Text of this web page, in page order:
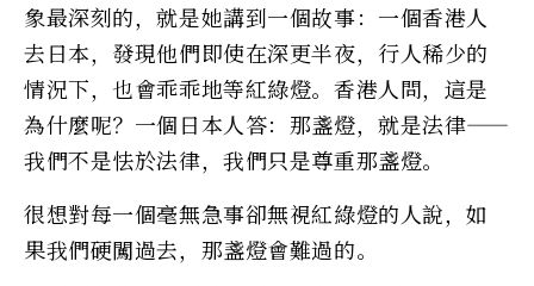
象最深刻的，就是她講到一個故事：一個香港人
去日本，發現他們即使在深更半夜，行人稀少的
情況下，也會乖乖地等紅綠燈。香港人問，這是
為什麼呢？一個日本人答：那盞燈，就是法律——
我們不是怯於法律，我們只是尊重那盞燈。
很想對每一個毫無急事卻無視紅綠燈的人說，如
果我們硬闖過去，那盞燈會難過的。